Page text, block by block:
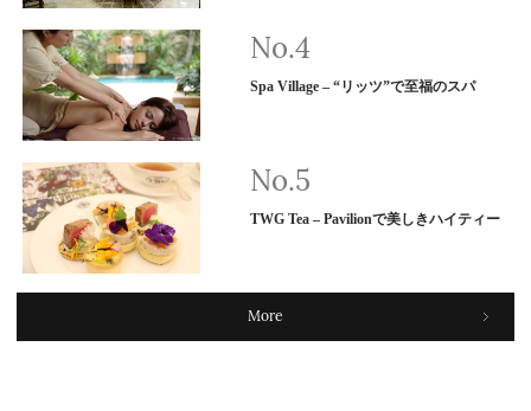
Spa Village – “リッツ”で至福のスパ
TWG Tea – Pavilionで美しきハイティー
More